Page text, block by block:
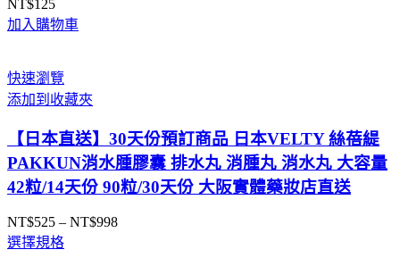
NT$125
加入購物車
快速瀏覽
添加到收藏夾
【日本直送】30天份預訂商品 日本VELTY 絲蓓緹
PAKKUN消水腫膠囊 排水丸 消腫丸 消水丸 大容量
42粒/14天份 90粒/30天份 大阪實體藥妝店直送
NT$525 – NT$998價
選擇規格